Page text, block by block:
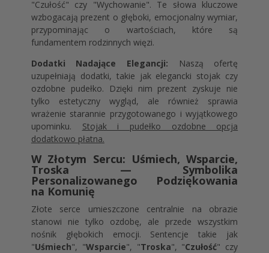
"Czułość" czy "Wychowanie". Te słowa kluczowe
wzbogacają prezent o głęboki, emocjonalny wymiar,
przypominając o wartościach, które są
fundamentem rodzinnych więzi.
Dodatki Nadające Elegancji: Naszą ofertę
uzupełniają dodatki, takie jak elegancki stojak czy
ozdobne pudełko. Dzięki nim prezent zyskuje nie
tylko estetyczny wygląd, ale również sprawia
wrażenie starannie przygotowanego i wyjątkowego
upominku. Stojak i pudełko ozdobne opcja
dodatkowo płatna.
W Złotym Sercu: Uśmiech, Wsparcie,
Troska — Symbolika
Personalizowanego Podziękowania
na Komunię
Złote serce umieszczone centralnie na obrazie
stanowi nie tylko ozdobę, ale przede wszystkim
nośnik głębokich emocji. Sentencje takie jak
"Uśmiech", "Wsparcie", "Troska", "Czułość" czy